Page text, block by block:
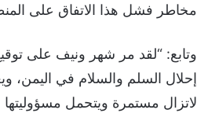
مخاطر فشل هذا الاتفاق على
وتابع: “لقد مر شهر ونيف على
إحلال السلم والسلام في اليمن،
لاتزال مستمرة ويتحمل